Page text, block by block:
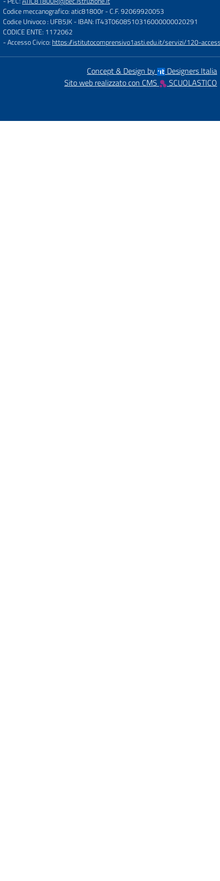
Codice meccanografico: atic81800r- C.F. 92069920053
Codice Univoco : UFB5JK- IBAN: IT43T0608510316000000020291
CODICE ENTE: 1172062
- Accesso Civico: https://istitutocomprensivo1asti.edu.it/servizi/120-
Concept & Design by
Designers Italia
Sito web realizzato con CMS
SCUOLASTICO